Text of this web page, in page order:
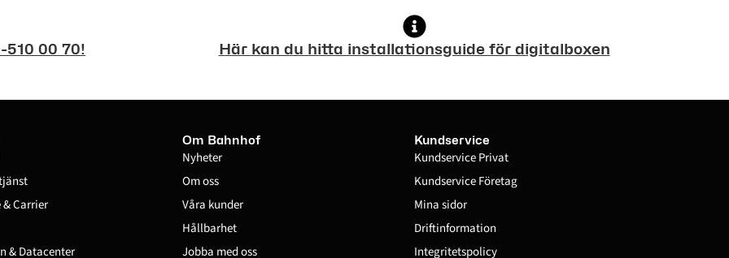
00 70! Här kan du hitta installationsguide för digitalboxen
Carrier
& Datacenter
Om Bahnhof
Nyheter
Om oss
Våra kunder
Hållbarhet
Jobba med oss
Kundservice
Kundservice Privat
Kundservice Företag
Mina sidor
Driftinformation
Integritetspolicy